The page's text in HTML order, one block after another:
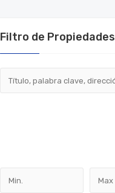
Filtro de Propiedades